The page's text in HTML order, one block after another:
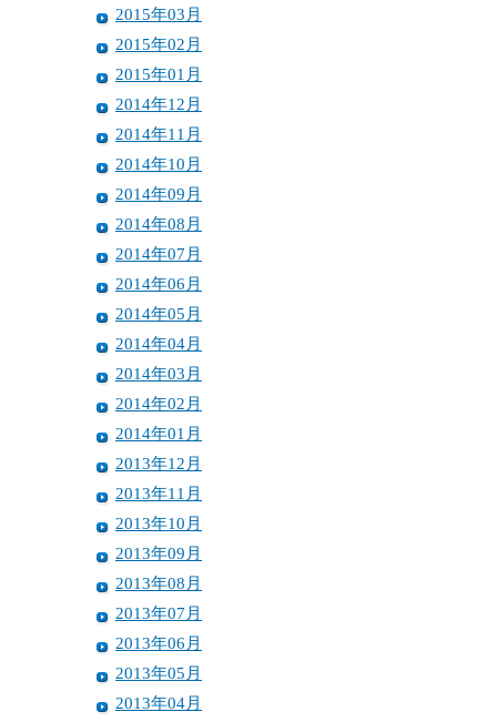
2015年03月
2015年02月
2015年01月
2014年12月
2014年11月
2014年10月
2014年09月
2014年08月
2014年07月
2014年06月
2014年05月
2014年04月
2014年03月
2014年02月
2014年01月
2013年12月
2013年11月
2013年10月
2013年09月
2013年08月
2013年07月
2013年06月
2013年05月
2013年04月